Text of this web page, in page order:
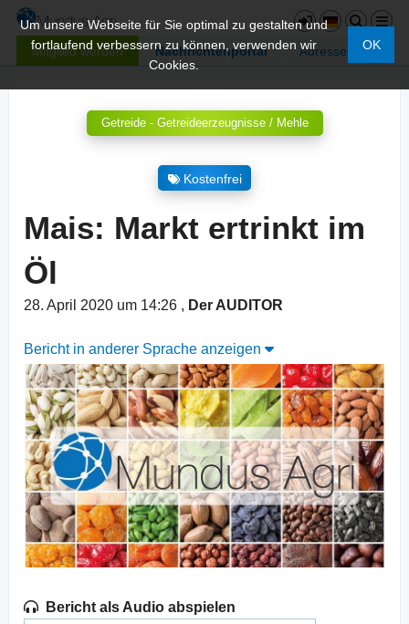
Mitglied werden Nachrichtenportal Adressen
Um unsere Webseite für Sie optimal zu gestalten und
fortlaufend verbessern zu können, verwenden wir
Cookies.
OK
Getreide - Getreideerzeugnisse / Mehle
Kostenfrei
Mais: Markt ertrinkt im
Öl
28. April 2020 um 14:26 , Der AUDITOR
Bericht in anderer Sprache anzeigen
Bericht als Audio abspielen